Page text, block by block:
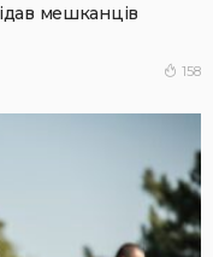
мешканців
158